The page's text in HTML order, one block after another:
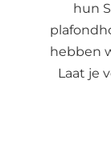
hun
hebben
Laat je